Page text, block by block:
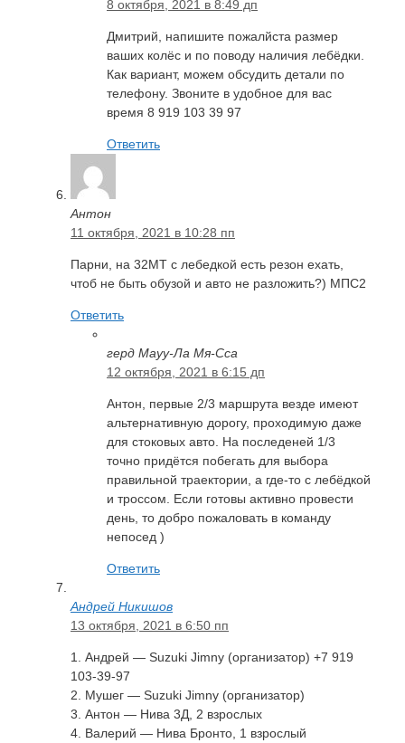
8 октября, 2021 в 8:49 дп
Дмитрий, напишите пожалйста размер
ваших колёс и по поводу наличия лебёдки.
Как вариант, можем обсудить детали по
телефону. Звоните в удобное для вас
время 8 919 103 39 97
Ответить
Антон
11 октября, 2021 в 10:28 пп
Парни, на 32МТ с лебедкой есть резон ехать,
чтоб не быть обузой и авто не разложить?) МПС2
Ответить
герд Мауу-Ла Мя-Сса
12 октября, 2021 в 6:15 дп
Антон, первые 2/3 маршрута везде имеют
альтернативную дорогу, проходимую даже
для стоковых авто. На последеней 1/3
точно придётся побегать для выбора
правильной траектории, а где-то с лебёдкой
и троссом. Если готовы активно провести
день, то добро пожаловать в команду
непосед )
Ответить
Андрей Никишов
13 октября, 2021 в 6:50 пп
1. Андрей — Suzuki Jimny (организатор) +7 919
103-39-97
2. Мушег — Suzuki Jimny (организатор)
3. Антон — Нива 3Д, 2 взрослых
4. Валерий — Нива Бронто, 1 взрослый